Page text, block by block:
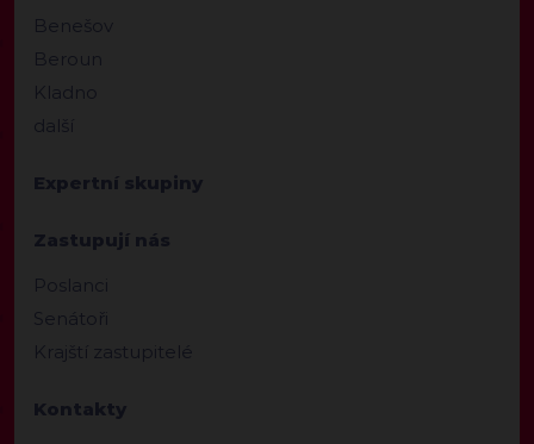
Benešov
Beroun
Kladno
další
Expertní skupiny
Zastupují nás
Poslanci
Senátoři
Krajští zastupitelé
Kontakty